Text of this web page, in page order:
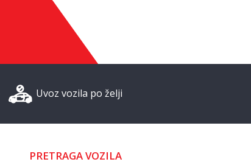
Uvoz vozila po želji
PRETRAGA VOZILA